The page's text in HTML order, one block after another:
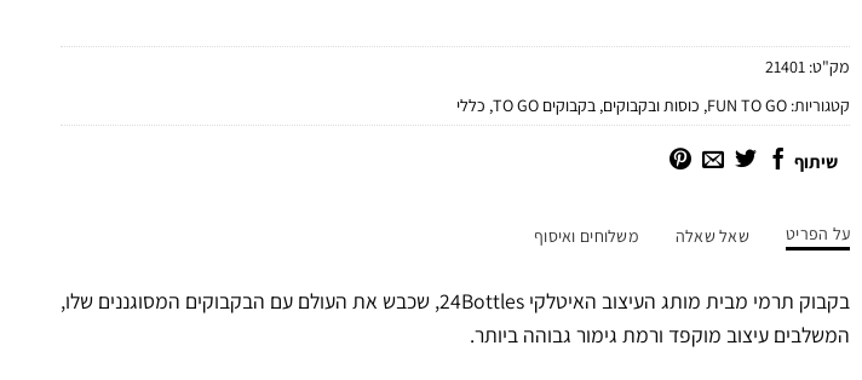
מק"ט: 21401
קטגוריות: FUN TO GO
, כוסות ובקבוקים, בקבוקים TO GO , כללי
שיתוף
על הפריט שאל שאלה משלוחים ואיסוף
בקבוק תרמי מבית מותג העיצוב האיטלקי 24Bottles, שכבש את העולם עם הבקבוקים המסוגננים שלו,
המשלבים עיצוב מוקפד ורמת גימור גבוהה ביותר.